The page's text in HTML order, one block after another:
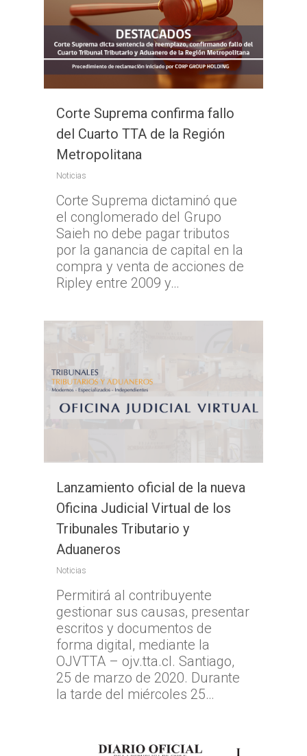
Corte Suprema confirma fallo
del Cuarto TTA de la Región
Metropolitana
Noticias
Corte Suprema dictaminó que
el conglomerado del Grupo
Saieh no debe pagar tributos
por la ganancia de capital en la
compra y venta de acciones de
Ripley entre 2009 y…
Lanzamiento oficial de la nueva
Oficina Judicial Virtual de los
Tribunales Tributario y
Aduaneros
Noticias
Permitirá al contribuyente
gestionar sus causas, presentar
escritos y documentos de
forma digital, mediante la
OJVTTA – ojv.tta.cl. Santiago,
25 de marzo de 2020. Durante
la tarde del miércoles 25…